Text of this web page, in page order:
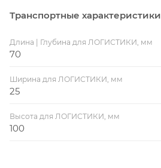
Транспортные характеристики
Длина | Глубина для ЛОГИСТИКИ, мм
70
Ширина для ЛОГИСТИКИ, мм
25
Высота для ЛОГИСТИКИ, мм
100